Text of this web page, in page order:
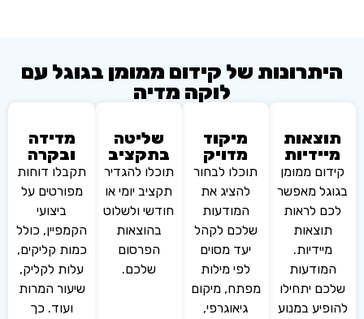
של קידום ממומן בגוגל עם
לוקה מדיה
ממומן
מאפשר
לראות
יתחילו
במנוע
מיקוד
מדויק
תוכלו לבחור
להציג את
המודעות
שלכם לקהל
יעד מסוים
לפי מילות
מפתח, מיקום
גיאוגרפי,
שליטה
בתקציב
תוכלו להגדיר
תקציב יומי או
חודשי ולשלוט
בהוצאות
הפרסום
מדידה
ובקרה
תקבלו דוחות
מפורטים על
ביצועי
הקמפיין, כולל
כמות קליקים,
עלות לקליק,
שיעור המרות
ועוד. כך